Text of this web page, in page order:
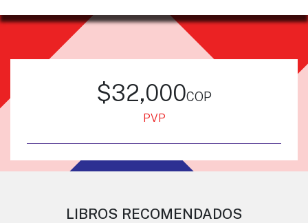
$32,000cop
PVP
LIBROS RECOMENDADOS